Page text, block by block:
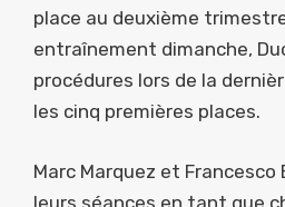
place au deuxième
entraînement dimanche,
procédures lors de la
les cinq premières places.
Marc Marquez et
leurs séances en tant que